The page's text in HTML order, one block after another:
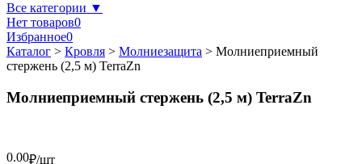
Все категории ▼
Нет товаров0
Избранное0
Каталог > Кровля > Молниезащита > Молниеприемный
стержень (2,5 м) TerraZn
Молниеприемный стержень (2,5 м) TerraZn
0.00₽/шт